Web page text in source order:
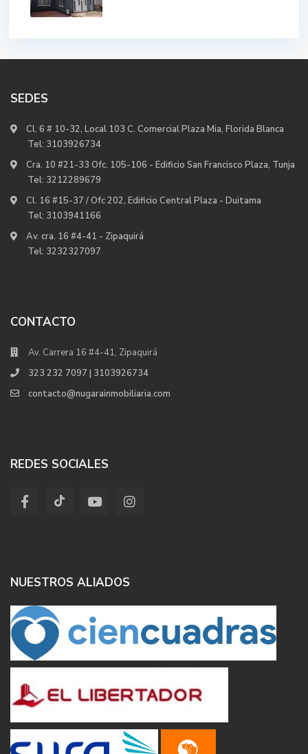
SEDES
Cl. 6 # 10-32, Local 103 C. Comercial Plaza Mia, Florida Blanca
Tel: 3103926734
Cra. 10 #21-33 Ofc. 105-106 - Edificio San Francisco Plaza, Tunja
Tel: 3212289679
Cl. 16 #15-37 / Ofc 202, Edificio Central Plaza - Duitama
Tel: 3103941166
Av. cra. 16 #4-41 - Zipaquirá
Tel: 3232327097
CONTACTO
Av. Carrera 16 #4-41, Zipaquirá
323 232 7097 | 3103926734
contacto@nugarainmobiliaria.com
REDES SOCIALES
NUESTROS ALIADOS